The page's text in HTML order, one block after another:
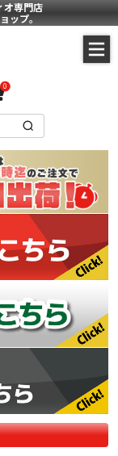
オ専門店
ップ。
0